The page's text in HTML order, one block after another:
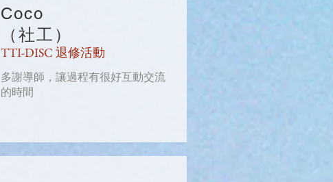
TTI-DISC 退修活動
Coco
（社工）
多謝導師，讓過程有很好互動交流
的時間